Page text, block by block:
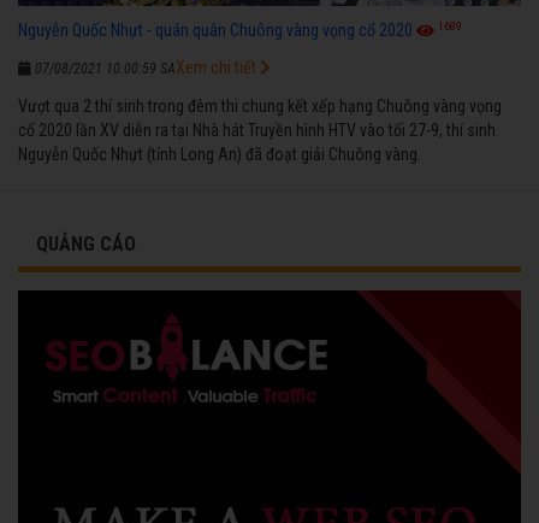
Nguyễn Quốc Nhựt - quán quân Chuông vàng vọng cổ 2020 1689
07/08/2021 10:00:59 SA
Vượt qua 2 thí sinh trong đêm thi chung kết xếp hạng Chuông vàng vọng
cổ 2020 lần XV diễn ra tại Nhà hát Truyền hình HTV vào tối 27-9, thí sinh
Nguyễn Quốc Nhựt (tỉnh Long An) đã đoạt giải Chuông vàng.
Xem chi tiết
QUẢNG CÁO